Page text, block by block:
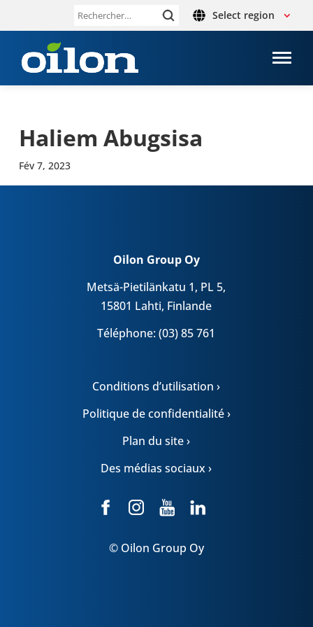
Rechercher : Select region
Haliem Abug­sisa
Fév 7, 2023
Oilon Group Oy
Metsä-Pietilänkatu 1, PL 5,
15801 Lahti, Finlande
Téléphone: (03) 85 761
Conditions d’utilisation ›
Politique de confidentialité ›
Plan du site ›
Des médias sociaux ›
© Oilon Group Oy